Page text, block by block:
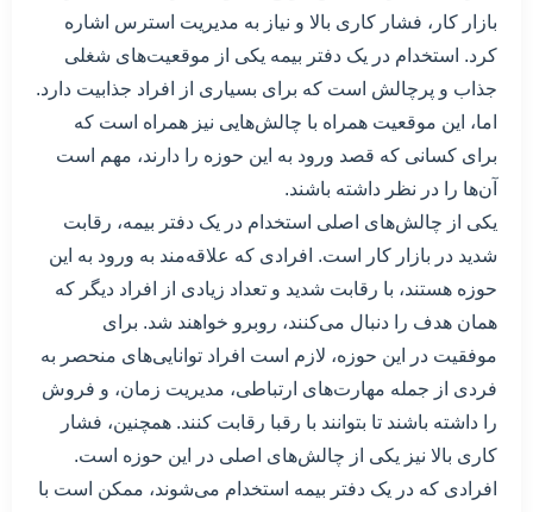
بازار کار، فشار کاری بالا و نیاز به مدیریت استرس اشاره
کرد. استخدام در یک دفتر بیمه یکی از موقعیت‌های شغلی
جذاب و پرچالش است که برای بسیاری از افراد جذابیت دارد.
اما، این موقعیت همراه با چالش‌هایی نیز همراه است که
برای کسانی که قصد ورود به این حوزه را دارند، مهم است
آن‌ها را در نظر داشته باشند.
یکی از چالش‌های اصلی استخدام در یک دفتر بیمه، رقابت
شدید در بازار کار است. افرادی که علاقه‌مند به ورود به این
حوزه هستند، با رقابت شدید و تعداد زیادی از افراد دیگر که
همان هدف را دنبال می‌کنند، روبرو خواهند شد. برای
موفقیت در این حوزه، لازم است افراد توانایی‌های منحصر به
فردی از جمله مهارت‌های ارتباطی، مدیریت زمان، و فروش
را داشته باشند تا بتوانند با رقبا رقابت کنند. همچنین، فشار
کاری بالا نیز یکی از چالش‌های اصلی در این حوزه است.
افرادی که در یک دفتر بیمه استخدام می‌شوند، ممکن است با